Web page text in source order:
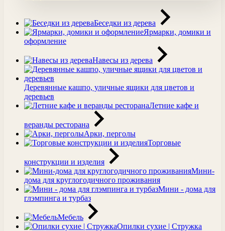
Беседки из дерева
Ярмарки, домики и
оформление
Навесы из дерева
Деревянные кашпо, уличные ящики для цветов и
деревьев
Летние кафе и
веранды ресторана
Арки, перголы
Торговые
конструкции и изделия
Мини-
дома для круглогодичного проживания
Мини - дома для
глэмпинга и турбаз
Мебель
Опилки сухие | Стружка